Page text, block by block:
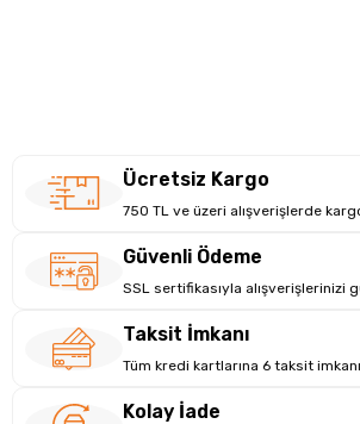
Ücretsiz Kargo
750 TL ve üzeri alışverişlerde
Güvenli Ödeme
SSL sertifikasıyla alışverişlerinizi
Taksit İmkanı
Tüm kredi kartlarına 6 taksit
Kolay İade